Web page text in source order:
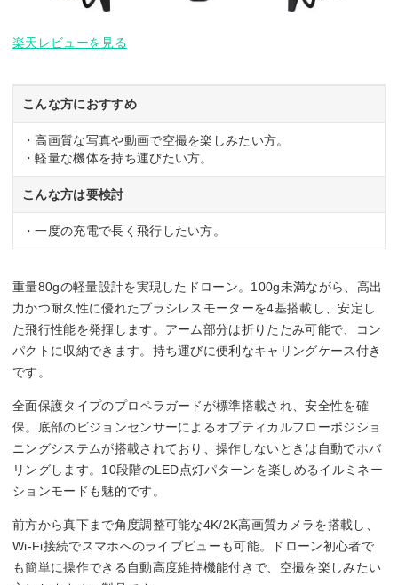
楽天レビューを見る
こんな方におすすめ
・高画質な写真や動画で空撮を楽しみたい方。
・軽量な機体を持ち運びたい方。
こんな方は要検討
・一度の充電で長く飛行したい方。
重量80gの軽量設計を実現したドローン。100g未満ながら、高出
力かつ耐久性に優れたブラシレスモーターを4基搭載し、安定し
た飛行性能を発揮します。アーム部分は折りたたみ可能で、コン
パクトに収納できます。持ち運びに便利なキャリングケース付き
です。
全面保護タイプのプロペラガードが標準搭載され、安全性を確
保。底部のビジョンセンサーによるオプティカルフローポジショ
ニングシステムが搭載されており、操作しないときは自動でホバ
リングします。10段階のLED点灯パターンを楽しめるイルミネー
ションモードも魅的です。
前方から真下まで角度調整可能な4K/2K高画質カメラを搭載し、
Wi-Fi接続でスマホへのライブビューも可能。ドローン初心者で
も簡単に操作できる自動高度維持機能付きで、空撮を楽しみたい